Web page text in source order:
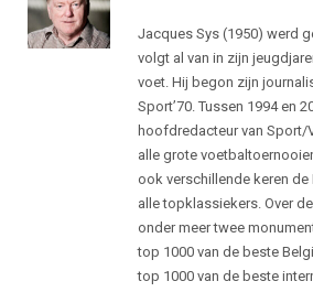
Jacques Sys (1950) werd
volgt al van in zijn
voet. Hij begon zijn
Sport’70. Tussen 1994 en
hoofdredacteur van Sport/
alle grote
ook verschillende keren de
alle topklassiekers. Over
onder meer twee
top 1000 van de beste
top 1000 van de beste